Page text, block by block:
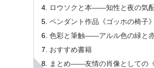
ロウソクと本――知性と夜の気
ペンダント作品《ゴッホの椅子
色彩と筆触――アルル色の緑と
おすすめ書籍
まとめ――友情の肖像としての《